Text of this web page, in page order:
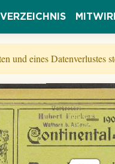
und eines